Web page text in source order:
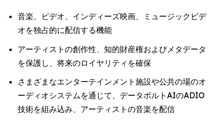
音楽、ビデオ、インディーズ映画、ミュージックビデ
オを独占的に配信する機能
アーティストの創作性、知的財産権およびメタデータ
を保護し、将来のロイヤリティを確保
さまざまなエンターテインメント施設や公共の場のオ
ーディオシステムを通じて、データボルトAIのADIO
技術を組み込み、アーティストの音楽を配信